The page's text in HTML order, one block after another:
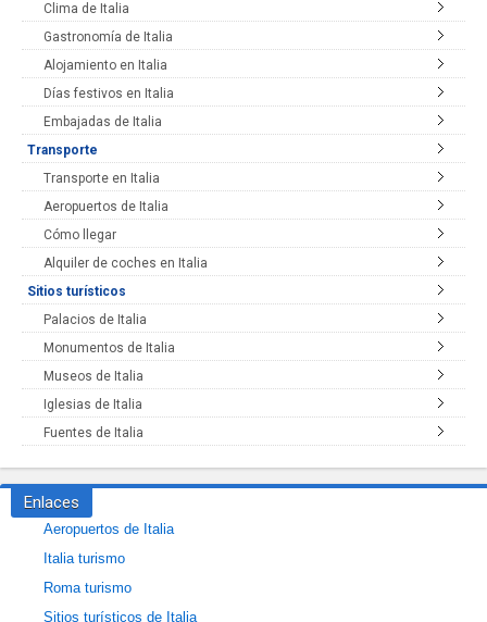
Clima de Italia
Gastronomía de Italia
Alojamiento en Italia
Días festivos en Italia
Embajadas de Italia
Transporte
Transporte en Italia
Aeropuertos de Italia
Cómo llegar
Alquiler de coches en Italia
Sitios turísticos
Palacios de Italia
Monumentos de Italia
Museos de Italia
Iglesias de Italia
Fuentes de Italia
Enlaces
Aeropuertos de Italia
Italia turismo
Roma turismo
Sitios turísticos de Italia